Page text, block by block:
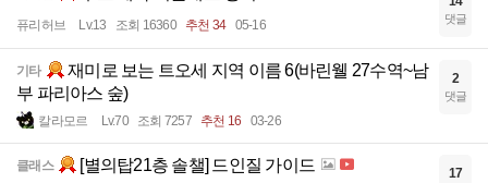
퓨리허브 Lv.13 조회 16360 추천 34 05-16 댓글
기타
재미로 보는 트오세 지역 이름 6(바린웰 27수역~남
부 파리아스 숲)
칼라모르 Lv.70 조회 7257 추천 16 03-26
2
댓글
클래스 [별의탑21층 솔챌] 드인질 가이드 17